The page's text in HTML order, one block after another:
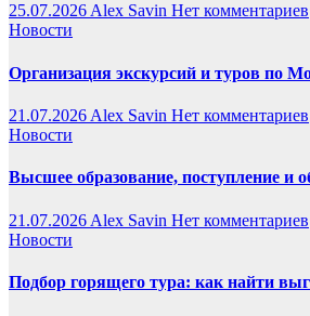
25.07.2026Alex Savin Нет комментариев
Новости
Организация экскурсий и туров по
21.07.2026 Alex Savin Нет комментариев
Новости
Высшее образование, поступление и
21.07.2026 Alex Savin Нет комментариев
Новости
Подбор горящего тура: как найти